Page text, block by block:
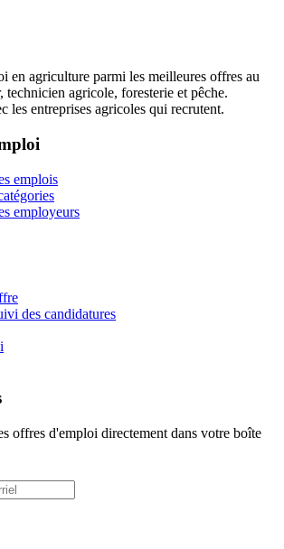
en agriculture parmi les meilleures offres au
technicien agricole, foresterie et pêche.
les entreprises agricoles qui recrutent.
emplois
employeurs
des candidatures
offres d'emploi directement dans votre boîte